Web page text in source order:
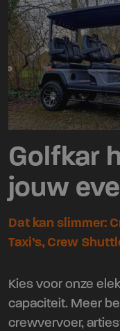
Golfkar
jouw
Dat kan slimmer:
Taxi’s, Crew
Kies voor onze
capaciteit. Meer
crewvervoer,